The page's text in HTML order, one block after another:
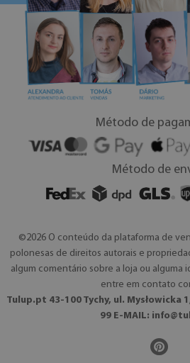
Método de
Método de
©2026 O conteúdo da plataforma de
polonesas de direitos autorais e
algum comentário sobre a loja ou alguma
entre em contato
Tulup.pt 43-100 Tychy, ul. Mysłowicka
99 E-MAIL: